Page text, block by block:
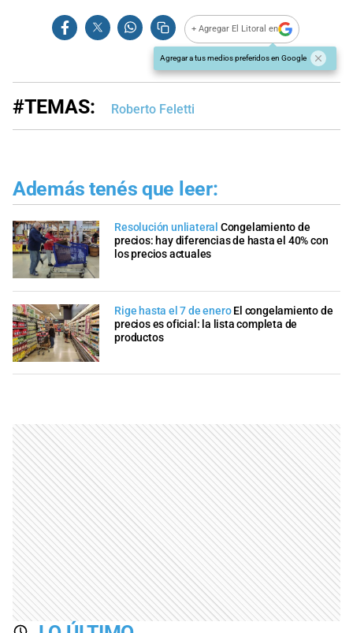
+ Agregar El Litoral en
Agregar a tus medios preferidos en Google
#TEMAS: Roberto Feletti
Además tenés que leer:
Resolución unliateral Congelamiento de
precios: hay diferencias de hasta el 40% con
los precios actuales
Rige hasta el 7 de enero El congelamiento de
precios es oficial: la lista completa de
productos